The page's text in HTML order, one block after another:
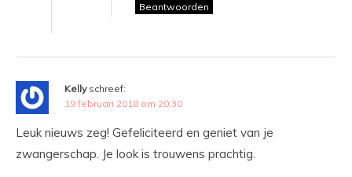
Beantwoorden
Kelly schreef:
19 februari 2018 om 20:30
Leuk nieuws zeg! Gefeliciteerd en geniet van je
zwangerschap. Je look is trouwens prachtig.